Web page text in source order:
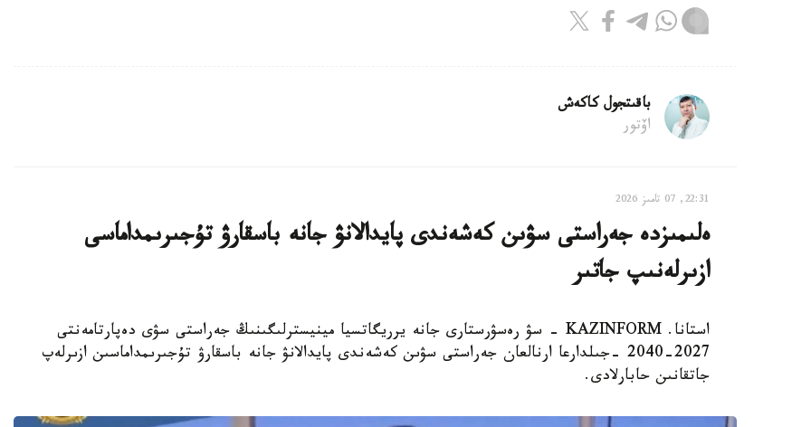
باقىتجول كاكەش
اۆتور
22:31, 07 تامىز 2026
ەلىمىزدە جەراستى سۋىن كەشەندى پايدالانۋ جانە باسقارۋ تۇجىرىمداماسى
ازىرلەنىپ جاتىر
استانا. KAZINFORM - سۋ رەسۋرستارى جانە يرريگاتسيا مينيسترلىگىنىڭ جەراستى سۋى دەپارتامەنتى
2027-2040 -جىلدارعا ارنالعان جەراستى سۋىن كەشەندى پايدالانۋ جانە باسقارۋ تۇجىرىمداماسىن ازىرلەپ
جاتقانىن حابارلادى.